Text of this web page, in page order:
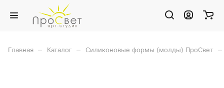
Главная Каталог Силиконовые формы (молды) ПроСвет